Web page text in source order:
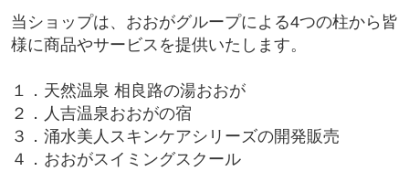
当ショップは、おおがグループによる4つの柱から皆
様に商品やサービスを提供いたします。
１．天然温泉 相良路の湯おおが
２．人吉温泉おおがの宿
３．涌水美人スキンケアシリーズの開発販売
４．おおがスイミングスクール